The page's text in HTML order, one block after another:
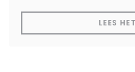
LEES